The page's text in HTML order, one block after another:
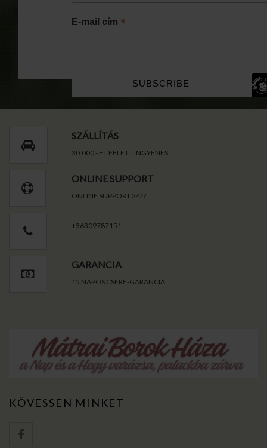
E-mail cím *
SZÁLLÍTÁS
30.000,- FT FELETT INGYENES
ONLINE SUPPORT
ONLINE SUPPORT 24/7
+36309787151
GARANCIA
15 NAPOS CSERE-GARANCIA
KÖVESSEN MINKET